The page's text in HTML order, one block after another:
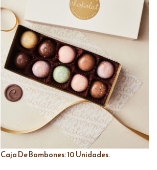
Caja De Bombones: 10 Unidades.